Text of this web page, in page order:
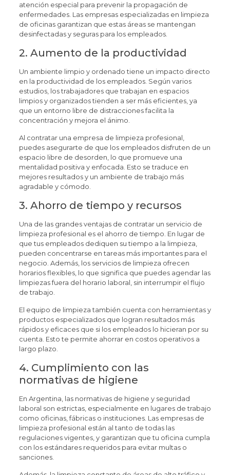
atención especial para prevenir la propagación de
enfermedades. Las empresas especializadas en limpieza
de oficinas garantizan que estas áreas se mantengan
desinfectadas y seguras para los empleados.
2. Aumento de la productividad
Un ambiente limpio y ordenado tiene un impacto directo
en la productividad de los empleados. Según varios
estudios, los trabajadores que trabajan en espacios
limpios y organizados tienden a ser más eficientes, ya
que un entorno libre de distracciones facilita la
concentración y mejora el ánimo.
Al contratar una empresa de limpieza profesional,
puedes asegurarte de que los empleados disfruten de un
espacio libre de desorden, lo que promueve una
mentalidad positiva y enfocada. Esto se traduce en
mejores resultados y un ambiente de trabajo más
agradable y cómodo.
3. Ahorro de tiempo y recursos
Una de las grandes ventajas de contratar un servicio de
limpieza profesional es el ahorro de tiempo. En lugar de
que tus empleados dediquen su tiempo a la limpieza,
pueden concentrarse en tareas más importantes para el
negocio. Además, los servicios de limpieza ofrecen
horarios flexibles, lo que significa que puedes agendar las
limpiezas fuera del horario laboral, sin interrumpir el flujo
de trabajo.
El equipo de limpieza también cuenta con herramientas y
productos especializados que logran resultados más
rápidos y eficaces que si los empleados lo hicieran por su
cuenta. Esto te permite ahorrar en costos operativos a
largo plazo.
4. Cumplimiento con las
normativas de higiene
En Argentina, las normativas de higiene y seguridad
laboral son estrictas, especialmente en lugares de trabajo
como oficinas, fábricas o instituciones. Las empresas de
limpieza profesional están al tanto de todas las
regulaciones vigentes, y garantizan que tu oficina cumpla
con los estándares requeridos para evitar multas o
sanciones.